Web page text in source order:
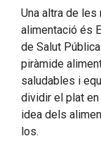
Una altra de
alimentació és
de Salut
piràmide
saludables i
dividir el plat
idea dels
los.